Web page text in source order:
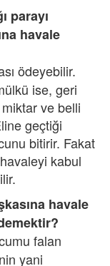
parayı
havale
ödeyebilir.
ise, geri
ve belli
geçtiği
bitirir. Fakat
kabul
havale
falan
yani